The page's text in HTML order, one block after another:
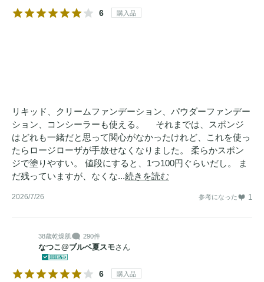
6 購入品
リキッド、クリームファンデーション、パウダーファンデー
ション、コンシーラーも使える。 それまでは、スポンジ
はどれも一緒だと思って関心がなかったけれど、これを使っ
たらロージローザが手放せなくなりました。 柔らかスポン
ジで塗りやすい。 値段にすると、1つ100円ぐらいだし。 ま
だ残っていますが、なくな...続きを読む
2026/7/26 参考になった 1
38歳乾燥肌 290件
なつこ@ブルベ夏スモさん
6 購入品